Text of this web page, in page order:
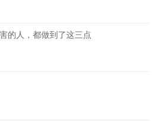
的人，都做到了这三点